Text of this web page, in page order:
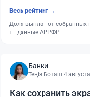
Весь рейтинг →
Доля выплат от собранных
₸ · данные АРРФР
Банки
Теңіз Боташ·4
Как сохранить